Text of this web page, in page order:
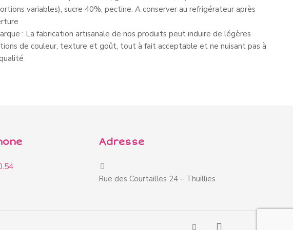
variables), sucre 40%, pectine. A conserver au refrigérateur après
: La fabrication artisanale de nos produits peut induire de légères
de couleur, texture et goût, tout à fait acceptable et ne nuisant pas à
Adresse
Rue des Courtailles 24 – Thuillies